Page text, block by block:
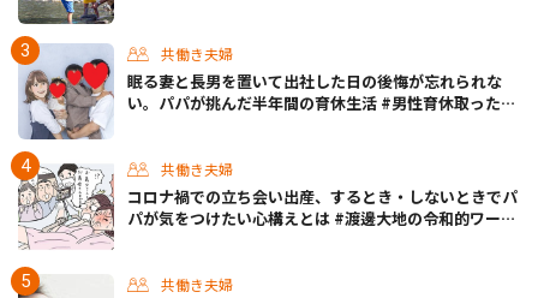
共働き夫婦
眠る妻と長男を置いて出社した日の後悔が忘れられな
い。パパが挑んだ半年間の育休生活 #男性育休取ったら
共働き夫婦
コロナ禍での立ち会い出産、するとき・しないときでパ
パが気をつけたい心構えとは #渡邊大地の令和的ワーパ
共働き夫婦